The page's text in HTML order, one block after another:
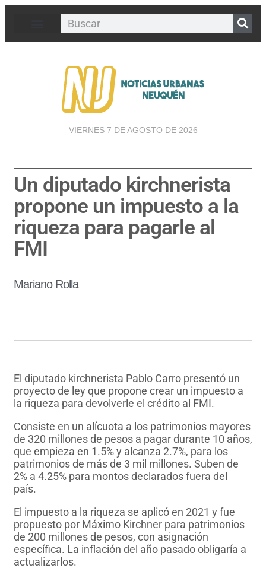
VIERNES 7 DE AGOSTO DE 2026
Un diputado kirchnerista
propone un impuesto a la
riqueza para pagarle al
FMI
Mariano Rolla
El diputado kirchnerista Pablo Carro presentó un
proyecto de ley que propone crear un impuesto a
la riqueza para devolverle el crédito al FMI.
Consiste en un alícuota a los patrimonios mayores
de 320 millones de pesos a pagar durante 10 años,
que empieza en 1.5% y alcanza 2.7%, para los
patrimonios de más de 3 mil millones. Suben de
2% a 4.25% para montos declarados fuera del
país.
El impuesto a la riqueza se aplicó en 2021 y fue
propuesto por Máximo Kirchner para patrimonios
de 200 millones de pesos, con asignación
específica. La inflación del año pasado obligaría a
actualizarlos.